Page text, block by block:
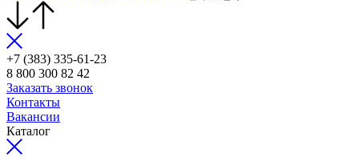
+7 (383) 335-61-23
8 800 300 82 42
Заказать звонок
Контакты
Вакансии
Каталог